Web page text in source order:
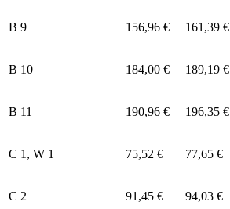
B 9 156,96 € 161,39 €
B 10 184,00 € 189,19 €
B 11 190,96 € 196,35 €
C 1, W 1 75,52 € 77,65 €
C 2 91,45 € 94,03 €